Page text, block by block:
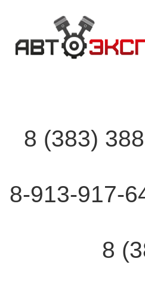
8 (383)
8-913-
8